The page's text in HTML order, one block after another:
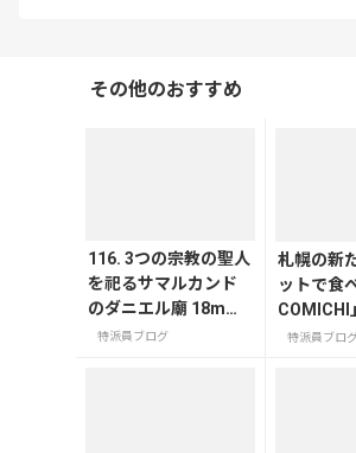
その他のおすすめ
116. 3つの宗教の聖人
を祀るサマルカンド
のダニエル廟 18mの
長ーい墓石は必見！
特派員ブログ
札幌の新
ットで食
COMICHI
丁目に8
特派員ブログ